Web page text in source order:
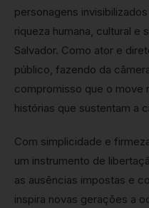
personagens
riqueza humana, cultural e
Salvador. Como ator e
público, fazendo da
compromisso que o move
histórias que sustentam a
Com simplicidade e
um instrumento de
as ausências impostas e
inspira novas gerações a